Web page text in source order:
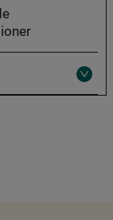
Fäll
ut